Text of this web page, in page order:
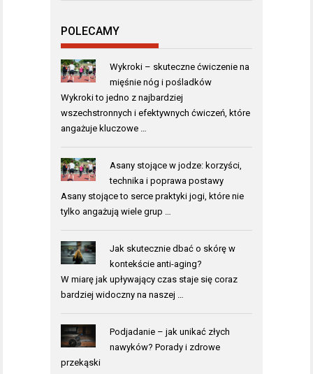
POLECAMY
Wykroki – skuteczne ćwiczenie na
mięśnie nóg i pośladków
Wykroki to jedno z najbardziej
wszechstronnych i efektywnych ćwiczeń, które
angażuje kluczowe …
Asany stojące w jodze: korzyści,
technika i poprawa postawy
Asany stojące to serce praktyki jogi, które nie
tylko angażują wiele grup …
Jak skutecznie dbać o skórę w
kontekście anti-aging?
W miarę jak upływający czas staje się coraz
bardziej widoczny na naszej …
Podjadanie – jak unikać złych
nawyków? Porady i zdrowe
przekąski